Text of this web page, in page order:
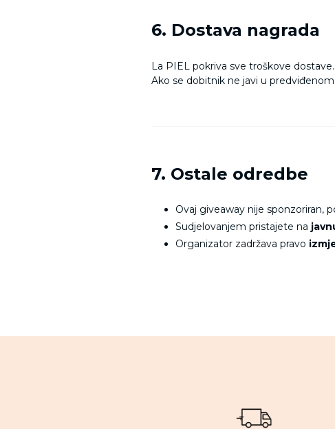
6. Dostava nagrada
La PIEL pokriva sve troškove dostave.
Ako se dobitnik ne javi u
7. Ostale odredbe
Ovaj giveaway nije sponzoriran,
Sudjelovanjem pristajete na
Organizator zadržava pravo